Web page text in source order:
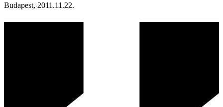
Budapest, 2011.11.22.